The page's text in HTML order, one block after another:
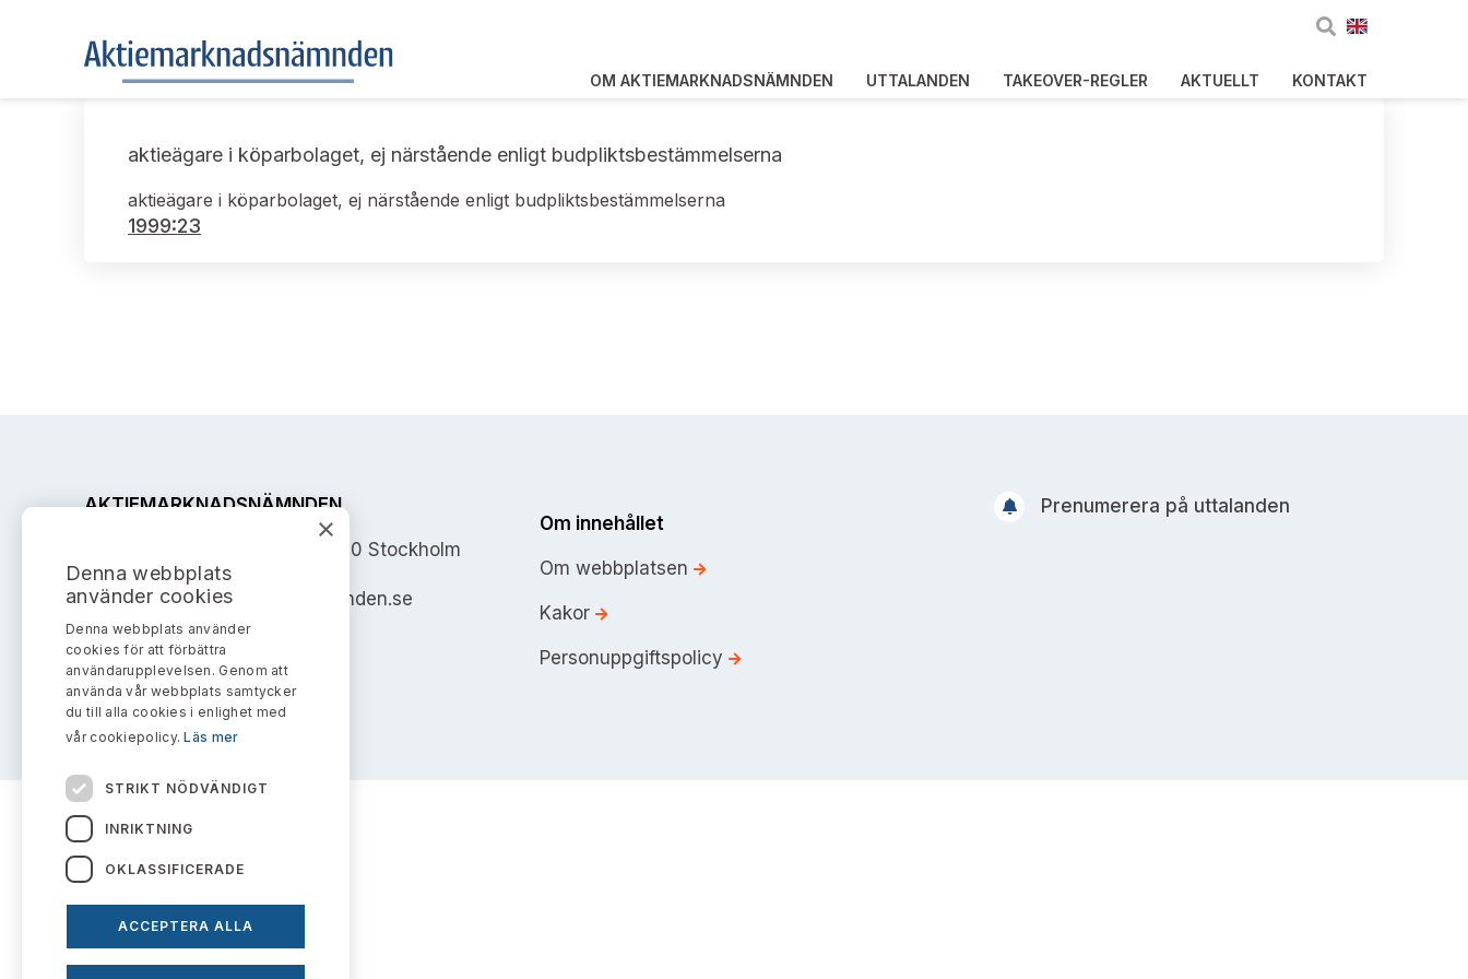
OM AKTIEMARKNADSNÄMNDEN UTTALANDEN TAKEOVER-REGLER AKTUELLT KONTAKT
aktieägare i köparbolaget, ej närstående enligt budpliktsbestämmelserna
aktieägare i köparbolaget, ej närstående enligt budpliktsbestämmelserna
1999:23
AKTIEMARKNADSNÄMNDEN
Address: Box 7354, 103 90 Stockholm
info@aktiemarknadsnamnden.se
Om innehållet
Om webbplatsen
Kakor
Personuppgiftspolicy
Prenumerera på uttalanden
×
Denna webbplats
använder cookies
Denna webbplats använder
cookies för att förbättra
användarupplevelsen. Genom att
använda vår webbplats samtycker
du till alla cookies i enlighet med
vår cookiepolicy.Läs mer
STRIKT NÖDVÄNDIGT
INRIKTNING
OKLASSIFICERADE
ACCEPTERA ALLA